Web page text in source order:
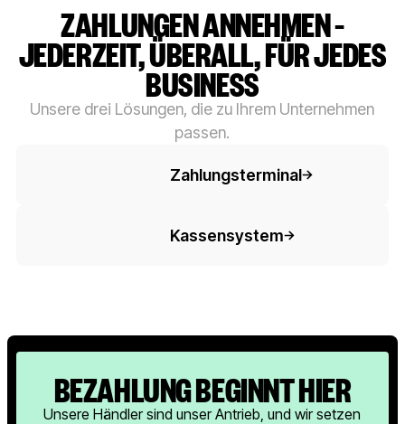
ZAHLUNGEN ANNEHMEN –
JEDERZEIT, ÜBERALL, FÜR JEDES
BUSINESS
Unsere drei Lösungen, die zu Ihrem Unternehmen
passen.
Zahlungsterminal
Kassensystem
BEZAHLUNG BEGINNT HIER
Unsere Händler sind unser Antrieb, und wir setzen